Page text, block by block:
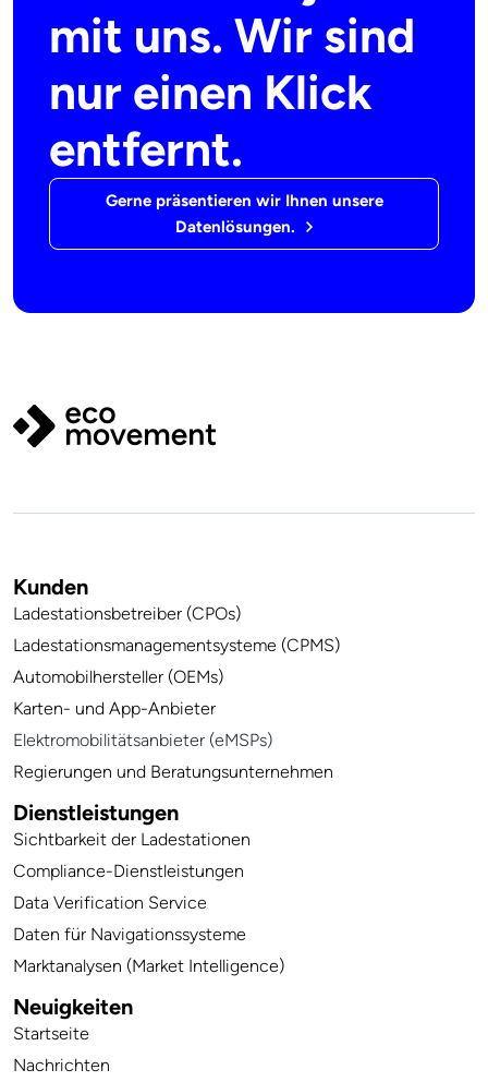
mit uns. Wir sind
nur einen Klick
entfernt.
Gerne präsentieren wir Ihnen unsere
Datenlösungen.
Kunden
Ladestationsbetreiber (CPOs)
Ladestationsmanagementsysteme (CPMS)
Automobilhersteller (OEMs)
Karten- und App-Anbieter
Elektromobilitätsanbieter (eMSPs)
Regierungen und Beratungsunternehmen
Dienstleistungen
Sichtbarkeit der Ladestationen
Compliance-Dienstleistungen
Data Verification Service
Daten für Navigationssysteme
Marktanalysen (Market Intelligence)
Neuigkeiten
Startseite
Nachrichten